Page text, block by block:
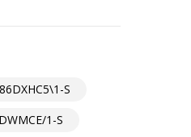
S
1-S